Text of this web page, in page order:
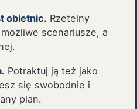
obietnic. Rzetelny
scenariusze, a
Potraktuj ją też jako
się swobodnie i
plan.